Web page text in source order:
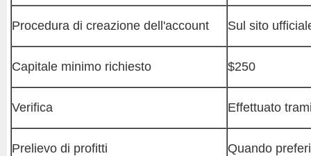
Procedura di creazione dell'account Sul sito
Capitale minimo richiesto $250
Verifica Effettuato
Prelievo di profitti Quando